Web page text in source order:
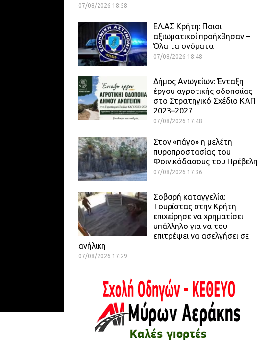
07/08/2026 18:58
ΕΛ.ΑΣ Κρήτη: Ποιοι
αξιωματικοί προήχθησαν –
Όλα τα ονόματα
07/08/2026 18:48
Δήμος Ανωγείων: Ένταξη
έργου αγροτικής οδοποιίας
στο Στρατηγικό Σχέδιο ΚΑΠ
2023–2027
07/08/2026 17:48
Στον «πάγο» η μελέτη
πυροπροστασίας του
Φοινικόδασους του Πρέβελη
07/08/2026 17:36
Σοβαρή καταγγελία:
Τουρίστας στην Κρήτη
επιχείρησε να χρηματίσει
υπάλληλο για να του
επιτρέψει να ασελγήσει σε
ανήλικη
07/08/2026 17:29